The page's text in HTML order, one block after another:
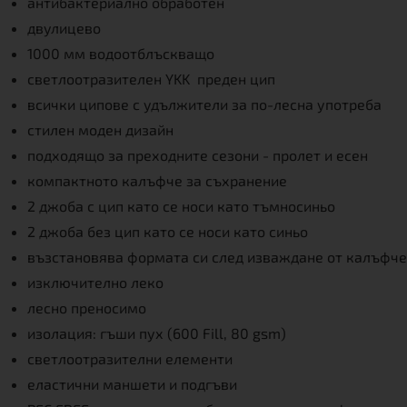
двулицево
1000 мм водоотблъскващо
светлоотразителен YKK преден цип
всички ципове с удължители за по-лесна употреба
стилен моден дизайн
подходящо за преходните сезони - пролет и есен
компактното калъфче за съхранение
2 джоба с цип като се носи като тъмносиньо
2 джоба без цип като се носи като синьо
възстановява формата си след изваждане от
изключително леко
лесно преносимо
изолация: гъши пух (600 Fill, 80 gsm)
светлоотразителни елементи
еластични маншети и подгъви